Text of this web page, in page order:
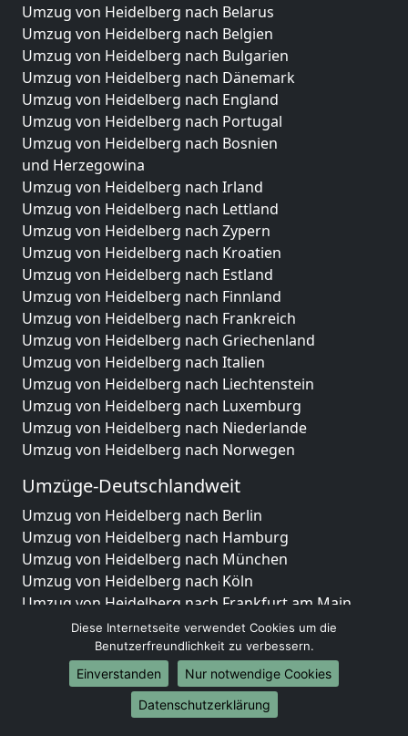
Umzug von Heidelberg nach Belarus
Umzug von Heidelberg nach Belgien
Umzug von Heidelberg nach Bulgarien
Umzug von Heidelberg nach Dänemark
Umzug von Heidelberg nach England
Umzug von Heidelberg nach Portugal
Umzug von Heidelberg nach Bosnien
und Herzegowina
Umzug von Heidelberg nach Irland
Umzug von Heidelberg nach Lettland
Umzug von Heidelberg nach Zypern
Umzug von Heidelberg nach Kroatien
Umzug von Heidelberg nach Estland
Umzug von Heidelberg nach Finnland
Umzug von Heidelberg nach Frankreich
Umzug von Heidelberg nach Griechenland
Umzug von Heidelberg nach Italien
Umzug von Heidelberg nach Liechtenstein
Umzug von Heidelberg nach Luxemburg
Umzug von Heidelberg nach Niederlande
Umzug von Heidelberg nach Norwegen
Umzüge-Deutschlandweit
Umzug von Heidelberg nach Berlin
Umzug von Heidelberg nach Hamburg
Umzug von Heidelberg nach München
Umzug von Heidelberg nach Köln
Umzug von Heidelberg nach Frankfurt am Main
Umzug von Heidelberg nach Stuttgart
Umzug von Heidelberg nach Düsseldorf
Umzug von Heidelberg nach Leipzig
Umzug von Heidelberg nach Dortmund
Umzug von Heidelberg nach Essen
Diese Internetseite verwendet Cookies um die
Benutzerfreundlichkeit zu verbessern.
Einverstanden
Nur notwendige Cookies
Datenschutzerklärung